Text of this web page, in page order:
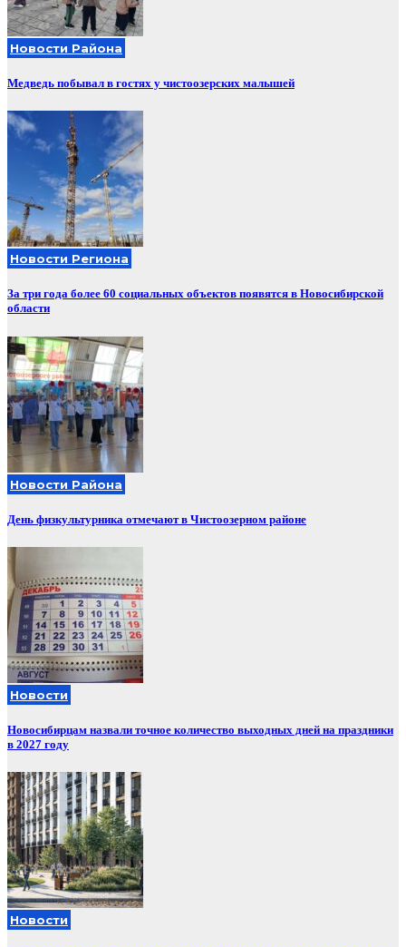
Новости Района
Медведь побывал в гостях у чистоозерских малышей
Новости Региона
За три года более 60 социальных объектов появятся в Новосибирской
области
Новости Района
День физкультурника отмечают в Чистоозерном районе
Новости
Новосибирцам назвали точное количество выходных дней на праздники
в 2027 году
Новости